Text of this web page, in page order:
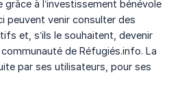
à l’investissement bénévole
peuvent venir consulter des
et, s’ils le souhaitent, devenir
de Réfugiés.info. La
par ses utilisateurs, pour ses